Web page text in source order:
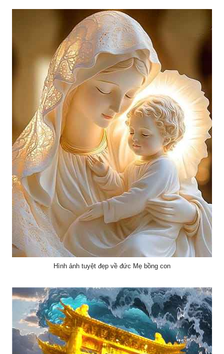
Hình ảnh tuyệt đẹp về đức Mẹ bồng con